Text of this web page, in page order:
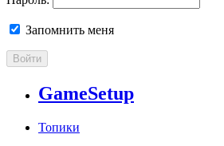
Запомнить меня
Войти
GameSetup
Топики